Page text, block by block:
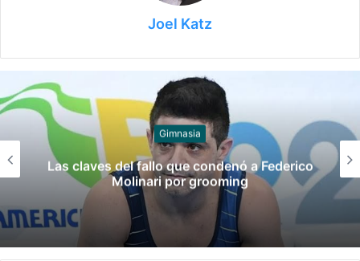
Joel Katz
Juegos
Late el Sur: la canción de los Juegos
Suramericanos compuesta por mujeres